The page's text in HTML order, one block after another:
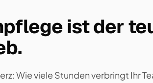
ist der
Wie viele Stunden verbringt Ihr